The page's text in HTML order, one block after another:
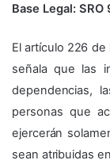
Base Legal:
El artículo 226
señala que las
dependencias,
personas que
ejercerán
sean atribuidas